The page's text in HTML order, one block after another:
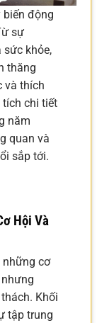
động
sự
sức khỏe,
thăng
và thích
tích chi tiết
năm
quan và
sắp tới.
Hội Và
những cơ
Khối
tập trung